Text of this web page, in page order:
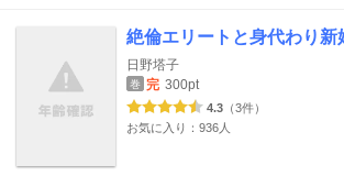
絶倫エリートと身代わり新
日野塔子
巻 完 300pt
4.3 （3件）
お気に入り：936人